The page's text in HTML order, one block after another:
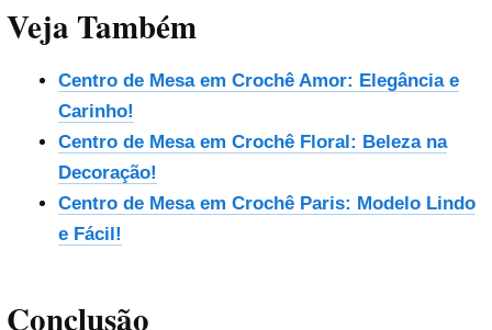
Veja Também
Centro de Mesa em Crochê Amor: Elegância e
Carinho!
Centro de Mesa em Crochê Floral: Beleza na
Decoração!
Centro de Mesa em Crochê Paris: Modelo Lindo
e Fácil!
Conclusão